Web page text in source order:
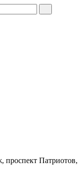
Патриотов,